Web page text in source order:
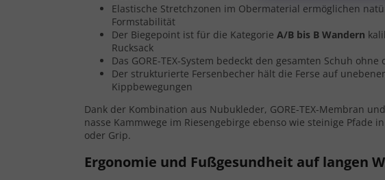
Elastische Stretchzonen im Obermaterial ermöglichen
Formstabilität
Der Biegepoint ist für die Kategorie A/B bis B Wandern
Rucksack
Das GORE-TEX-System bedeckt den gesamten Schuh
Der strukturierte Fersenbecher hält die Ferse auf
Kippbewegungen
Dank der Kombination aus Nubukleder, GORE-TEX-Membran
nasse Kammwege im Riesengebirge ebenso wie steinige Pfade
oder Grip.
Ergonomie und Fußgesundheit auf langen